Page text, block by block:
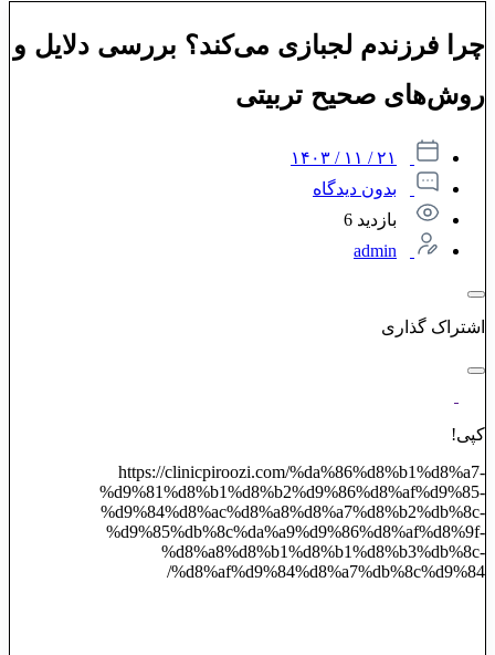
چرا فرزندم لجبازی می‌کند؟ بررسی دلایل و
روش‌های صحیح تربیتی
۲۱ / ۱۱ / ۱۴۰۳
بدون دیدگاه
بازدید 6
admin
اشتراک گذاری
کپی!
https://clinicpiroozi.com/%da%86%d8%b1%d8%a7-
%d9%81%d8%b1%d8%b2%d9%86%d8%af%d9%85-
%d9%84%d8%ac%d8%a8%d8%a7%d8%b2%db%8c-
%d9%85%db%8c%da%a9%d9%86%d8%af%d8%9f-
%d8%a8%d8%b1%d8%b1%d8%b3%db%8c-
%d8%af%d9%84%d8%a7%db%8c%d9%84/